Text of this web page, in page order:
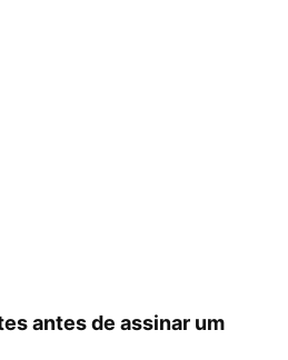
antes de assinar um